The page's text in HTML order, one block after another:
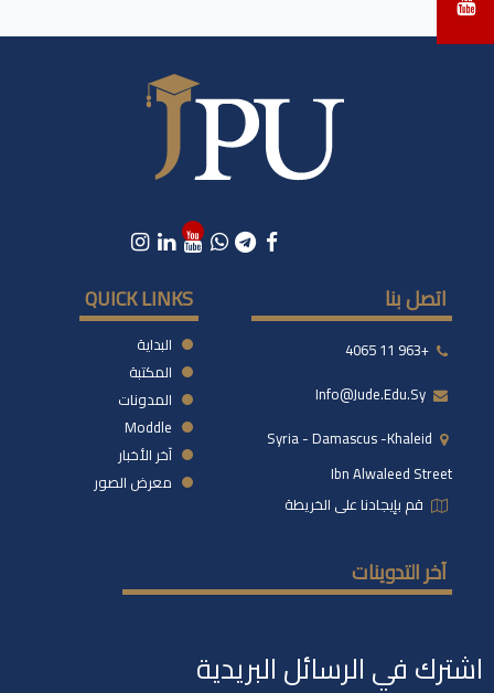
اتصل بنا
+963 11 4065
Syria - Damascus -khaleid
Ibn Alwaleed Street
قم بإيجادنا على الخريطة
QUICK LINKS
البداية
المكتبة
المدونات
Moddle
آخر الأخبار
معرض الصور
آخر التدوينات
اشترك في الرسائل البريدية